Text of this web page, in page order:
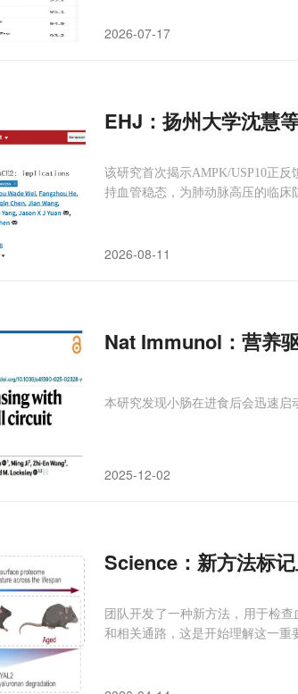
2026-07-17
EHJ：扬州大学沈慧
该研究首次揭示AMPK/USP10正
持血管稳态，为肺动脉高压的临床
2026-08-11
Nat Immunol：营养
本研究发现小肠在进食后会迅速启
2025-12-02
Science：新方法标
团队开发了一种新方法，用于检
和相关通路，这是开始理解这一重